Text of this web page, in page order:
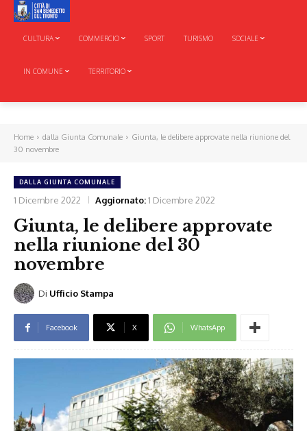
CULTURA COMMERCIO SPORT TURISMO SOCIALE
IN COMUNE TERRITORIO
Home dalla Giunta Comunale
Giunta, le delibere approvate nella riunione del
30 novembre
DALLA GIUNTA COMUNALE
1 Dicembre 2022 Aggiornato:1 Dicembre 2022
Giunta, le delibere approvate
nella riunione del 30
novembre
Di Ufficio Stampa
Facebook X WhatsApp